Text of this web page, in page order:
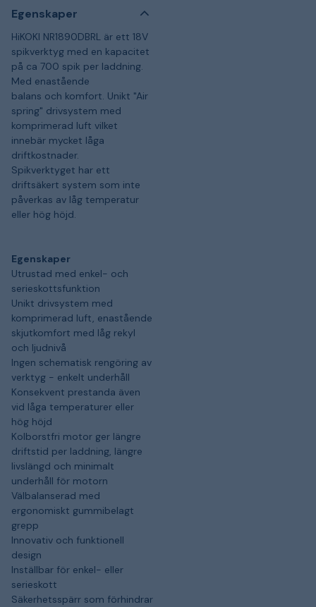
Egenskaper
HiKOKI NR1890DBRL är ett 18V
spikverktyg med en kapacitet
på ca 700 spik per laddning.
Med enastående
balans och komfort. Unikt "Air
spring" drivsystem med
komprimerad luft vilket
innebär mycket låga
driftkostnader.
Spikverktyget har ett
driftsäkert system som inte
påverkas av låg temperatur
eller hög höjd.
Egenskaper
Utrustad med enkel- och
serieskottsfunktion
Unikt drivsystem med
komprimerad luft, enastående
skjutkomfort med låg rekyl
och ljudnivå
Ingen schematisk rengöring av
verktyg - enkelt underhåll
Konsekvent prestanda även
vid låga temperaturer eller
hög höjd
Kolborstfri motor ger längre
driftstid per laddning, längre
livslängd och minimalt
underhåll för motorn
Välbalanserad med
ergonomiskt gummibelagt
grepp
Innovativ och funktionell
design
Inställbar för enkel- eller
serieskott
Säkerhetsspärr som förhindrar